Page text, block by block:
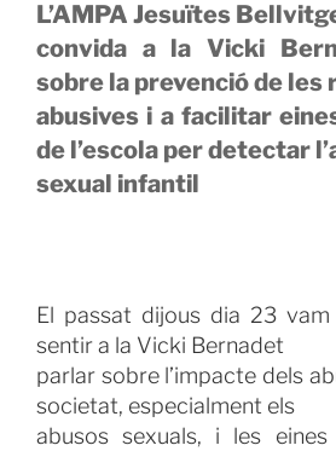
L’AMPA Jesuïtes
convida a la Vicki
sobre la prevenció de les
abusives i a facilitar
de l’escola per detectar
sexual infantil
El passat dijous dia 23 vam
sentir a la Vicki Bernadet
parlar sobre l’impacte dels
societat, especialment els
abusos sexuals, i les